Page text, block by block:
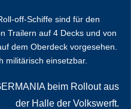
off-Schiffe sind für den
Trailern auf 4 Decks und von
dem Oberdeck vorgesehen.
militärisch einsetzbar.
beim Rollout aus
der Halle der Volkswerft.